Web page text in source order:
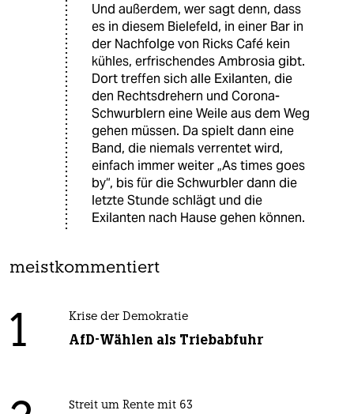
Und außerdem, wer sagt denn, dass
es in diesem Bielefeld, in einer Bar in
der Nachfolge von Ricks Café kein
kühles, erfrischendes Ambrosia gibt.
Dort treffen sich alle Exilanten, die
den Rechtsdrehern und Corona-
Schwurblern eine Weile aus dem Weg
gehen müssen. Da spielt dann eine
Band, die niemals verrentet wird,
einfach immer weiter „As times goes
by“, bis für die Schwurbler dann die
letzte Stunde schlägt und die
Exilanten nach Hause gehen können.
meistkommentiert
1 Krise der Demokratie
AfD-Wählen als Triebabfuhr
Streit um Rente mit 63